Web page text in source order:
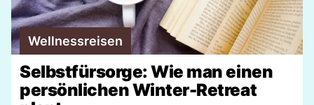
Wellnessreisen
Selbstfürsorge: Wie man einen
persönlichen Winter-Retreat